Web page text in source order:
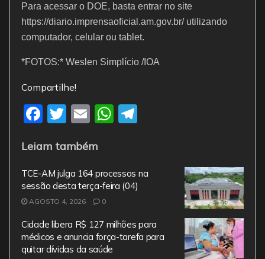
Para acessar o DOE, basta entrar no site
https://diario.imprensaoficial.am.gov.br/ utilizando
computador, celular ou tablet.
*FOTOS:* Weslen Simplício /IOA
Compartilhe!
F
c
e
b
o
o
k
T
itt
er
E
ai
l
W
s
A
p
gr
Leiam também
TCE-AM julga 164 processos na
sessão desta terça-feira (04)
AGOSTO 4, 2026 0
Cidade libera R$ 127 milhões para
médicos e anuncia força-tarefa para
quitar dívidas da saúde